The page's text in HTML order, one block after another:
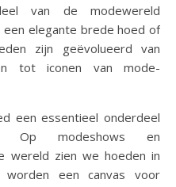
van de modewereld
elegante brede hoed of
zijn geëvolueerd van
tot iconen van mode-
een essentieel onderdeel
Op modeshows en
wereld zien we hoeden in
een canvas voor